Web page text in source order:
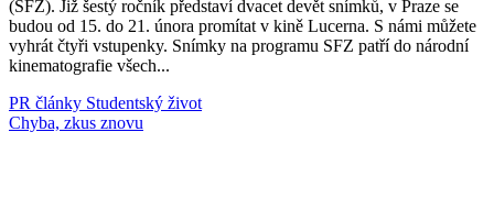
(SFZ). Již šestý ročník představí dvacet devět snímků, v Praze se
budou od 15. do 21. února promítat v kině Lucerna. S námi můžete
vyhrát čtyři vstupenky. Snímky na programu SFZ patří do národní
kinematografie všech...
PR články Studentský život
Načti další články